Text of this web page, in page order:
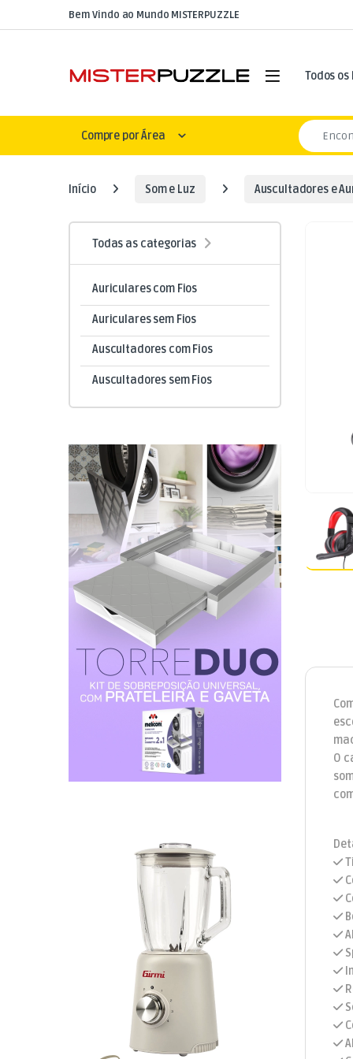
Skip to navigation
Skip to contentBem Vindo ao Mundo MISTERPUZZLE
Open Todos
Compre por Área
Search for:
Início Som e Luz Auscultadores e
O
Todas as categorias
Auriculares com Fios
Auriculares sem Fios
Auscultadores com Fios
Auscultadores sem Fios